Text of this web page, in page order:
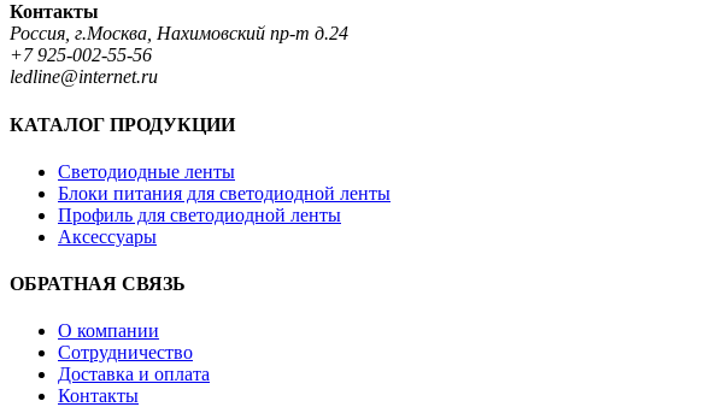
Контакты
Россия, г.Москва, Нахимовский пр-т д.24
+7 925-002-55-56
ledline@internet.ru
КАТАЛОГ ПРОДУКЦИИ
Светодиодные ленты
Блоки питания для светодиодной ленты
Профиль для светодиодной ленты
Аксессуары
ОБРАТНАЯ СВЯЗЬ
О компании
Сотрудничество
Доставка и оплата
Контакты